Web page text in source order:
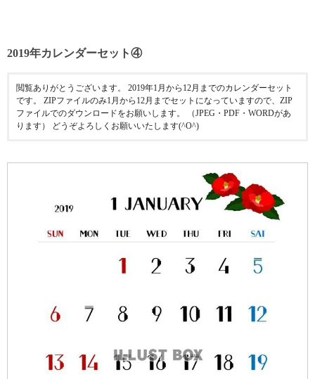
2019年カレンダーセット④
閲覧ありがとうございます。 2019年1月から12月までのカレンダーセット
です。 ZIPファイルのみ1月から12月までセットになっていますので、ZIP
ファイルでのダウンロードをお願いします。 （JPEG・PDF・WORDがあ
ります） どうぞよろしくお願いいたします(^O^)